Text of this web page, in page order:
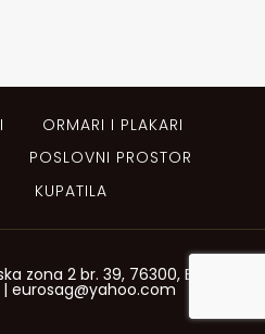
ORMARI I PLAKARI
POSLOVNI PROSTOR
KUPATILA
zona 2 br. 39, 76300, Bijeljina
| eurosag@yahoo.com